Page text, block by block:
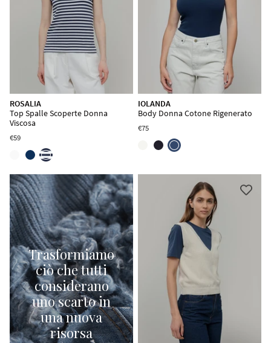
ROSALIA
Top Spalle Scoperte Donna
Viscosa
€59
IOLANDA
Body Donna Cotone Rigenerato
€75
Trasformiamo
ciò che tutti
considerano
uno scarto in
una nuova
risorsa